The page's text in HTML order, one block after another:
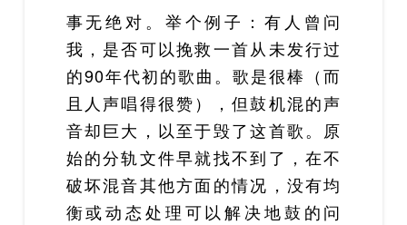
事无绝对。举个例子：有人曾问
我，是否可以挽救一首从未发行过
的90年代初的歌曲。歌是很棒（而
且人声唱得很赞），但鼓机混的声
音却巨大，以至于毁了这首歌。原
始的分轨文件早就找不到了，在不
破坏混音其他方面的情况，没有均
衡或动态处理可以解决地鼓的问